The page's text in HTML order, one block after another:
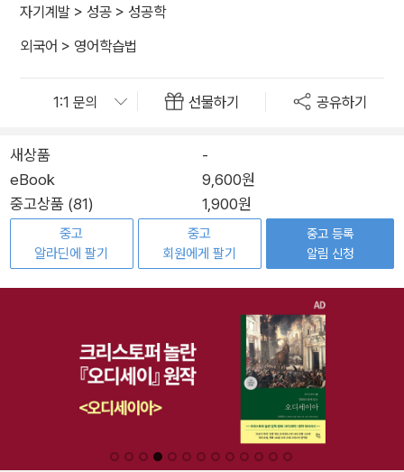
자기계발 > 성공 > 성공학
외국어 > 영어학습법
선물하기 공유하기
새상품
-
eBook
9,600원
중고상품 (81)
1,900원
중고
알라딘에 팔기
중고
회원에게 팔기
중고 등록
알림 신청